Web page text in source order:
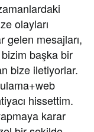
olayları
gelen mesajları,
başka bir
bize iletiyorlar.
hissettim.
karar